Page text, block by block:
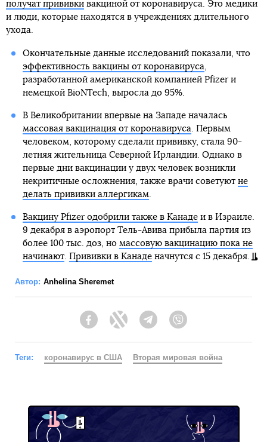
получат прививки вакциной от коронавируса. Это медики
и люди, которые находятся в учреждениях длительного
ухода.
Окончательные данные исследований показали, что
эффективность вакцины от коронавируса
разработанной американской компанией Pfizer и
немецкой BioNTech, выросла до 95%.
В Великобритании впервые на Западе началась
массовая вакцинация от коронавируса . Первым
человеком, которому сделали прививку, стала 90-
летняя жительница Северной Ирландии. Однако в
первые дни вакцинации у двух человек возникли
некритичные осложнения, также врачи советуют не
делать прививки аллергикам
Вакцину Pfizer одобрили также в Канадеи в Израиле.
9 декабря в аэропорт Тель-Авива прибыла партия из
более 100 тыс. доз, но массовую вакцинацию пока не
начинают. Прививки в Канаденачнутся с 15 декабря.
Автор: Anhelina Sheremet
FacebookTwitter Telegram
Теги: коронавирус в США Вторая мировая война